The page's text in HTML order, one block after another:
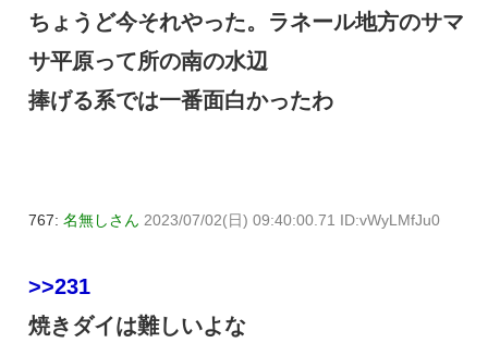
ちょうど今それやった。ラネール地方のサマ
サ平原って所の南の水辺
捧げる系では一番面白かったわ
767: 名無しさん 2023/07/02(日) 09:40:00.71 ID:vWyLMfJu0
>>231
焼きダイは難しいよな